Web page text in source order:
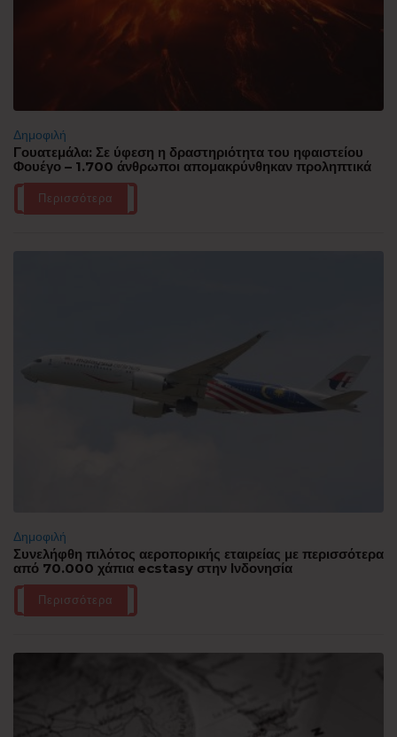
Δημοφιλή
Γουατεμάλα: Σε ύφεση η δραστηριότητα του ηφαιστείου
Φουέγο – 1.700 άνθρωποι απομακρύνθηκαν προληπτικά
Περισσότερα
Δημοφιλή
Συνελήφθη πιλότος αεροπορικής εταιρείας με περισσότερα
από 70.000 χάπια ecstasy στην Ινδονησία
Περισσότερα